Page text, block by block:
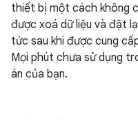
thiết bị một cách không
được xoá dữ liệu và đặt
tức sau khi được cung
Mọi phút chưa sử dụng
án của bạn.